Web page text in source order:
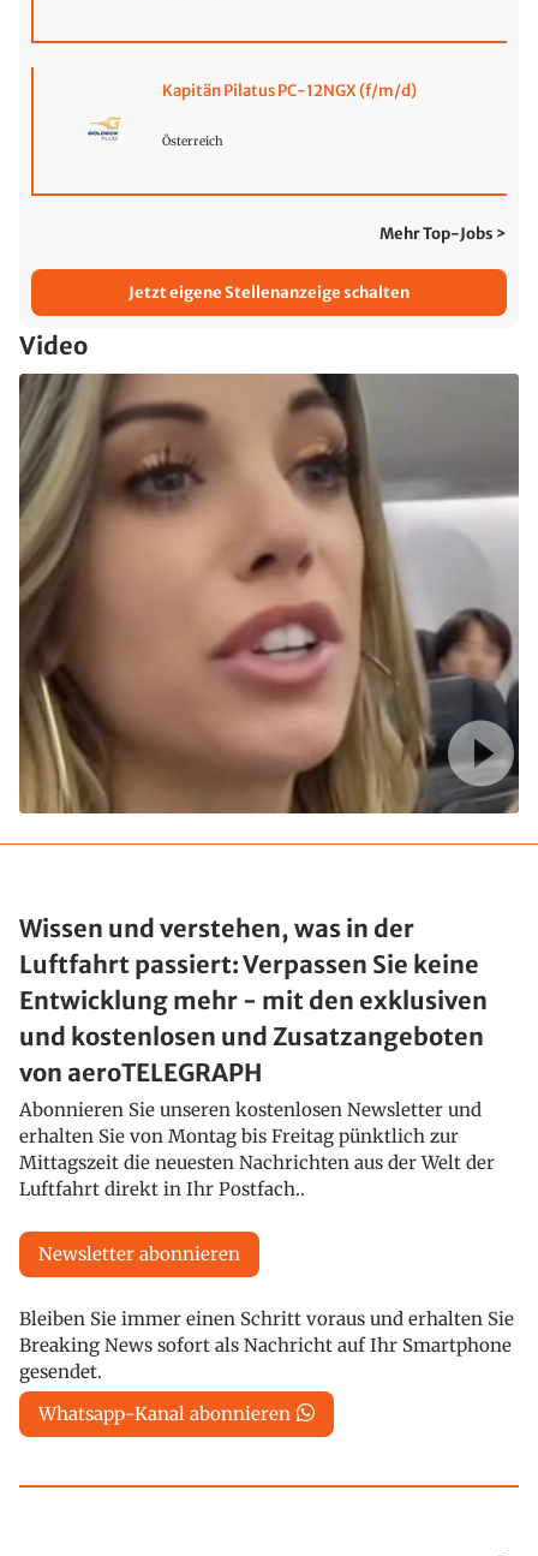
Kapitän Pilatus PC-12NGX (f/m/d)
Österreich
Mehr Top-Jobs >
Jetzt eigene Stellenanzeige schalten
Video
Wissen und verstehen, was in der
Luftfahrt passiert: Verpassen Sie keine
Entwicklung mehr - mit den exklusiven
und kostenlosen und Zusatzangeboten
von aeroTELEGRAPH
Abonnieren Sie unseren kostenlosen Newsletter und
erhalten Sie von Montag bis Freitag pünktlich zur
Mittagszeit die neuesten Nachrichten aus der Welt der
Luftfahrt direkt in Ihr Postfach..
Newsletter abonnieren
Bleiben Sie immer einen Schritt voraus und erhalten Sie
Breaking News sofort als Nachricht auf Ihr Smartphone
gesendet.
Whatsapp-Kanal abonnieren